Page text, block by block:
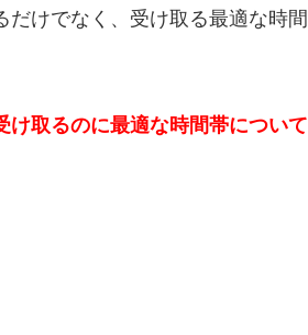
けでなく、受け取る最適な時間
け取るのに最適な時間帯について